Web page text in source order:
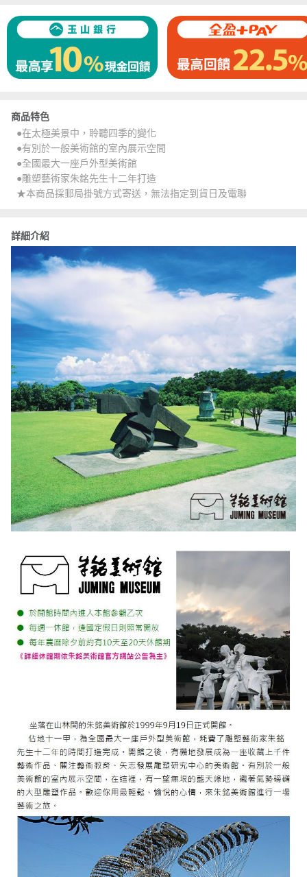
商品特色
●在太極美景中，聆聽四季的變化
●有別於一般美術館的室內展示空間
●全國最大一座戶外型美術館
●雕塑藝術家朱銘先生十二年打造
★本商品採郵局掛號方式寄送，無法指定到貨日及電聯
詳細介紹